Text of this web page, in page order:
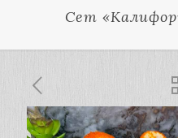
Сет